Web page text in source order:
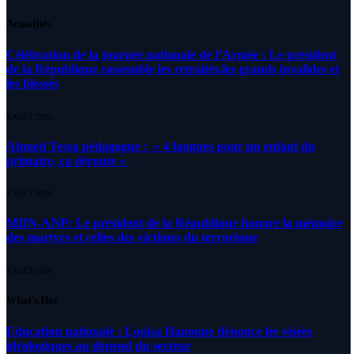
Actualités
Célébration de la journée nationale de l’Armée : Le président
de la République rassemble les retraités,les grands invalides et
les blessés
5 AOÛT 2026
Ahmed Tessa pédagogue : » 4 langues pour un enfant du
primaire, ça déroute «
4 AOÛT 2026
MDN-ANP: Le président de la République honore la mémoire
des martyrs et celles des victimes du terrorisme
4 AOÛT 2026
What's Hot
Education nationale : Louisa Hanoune dénonce les visées
idéologiques au dépend du secteur